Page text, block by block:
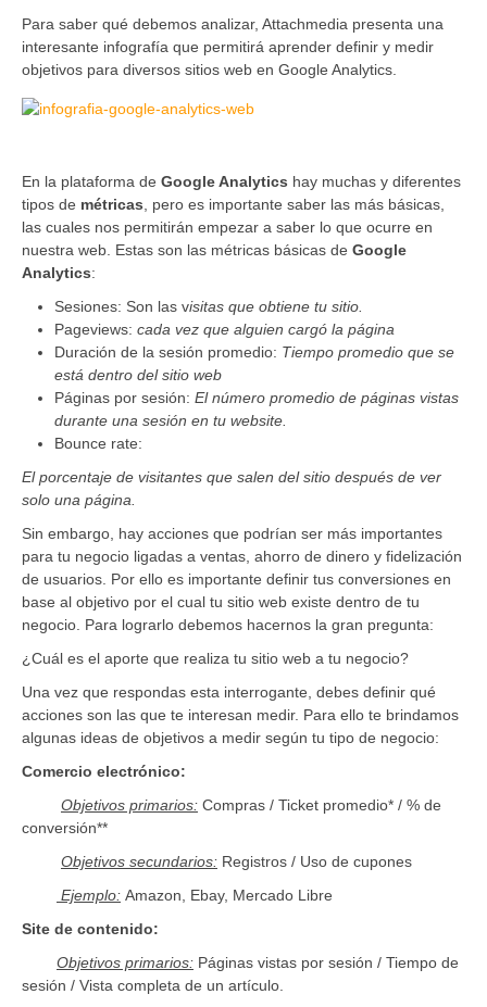
Para saber qué debemos analizar, Attachmedia presenta una
interesante infografía que permitirá aprender definir y medir
objetivos para diversos sitios web en Google Analytics.
En la plataforma de Google Analytics hay muchas y diferentes
tipos de métricas , pero es importante saber las más básicas,
las cuales nos permitirán empezar a saber lo que ocurre en
nuestra web. Estas son las métricas básicas de Google
Analytics:
Sesiones: Son las visitas que obtiene tu sitio.
Pageviews: cada vez que alguien cargó la página
Duración de la sesión promedio: Tiempo promedio que se
está dentro del sitio web
Páginas por sesión: El número promedio de páginas vistas
durante una sesión en tu website.
Bounce rate:
El porcentaje de visitantes que salen del sitio después de ver
solo una página.
Sin embargo, hay acciones que podrían ser más importantes
para tu negocio ligadas a ventas, ahorro de dinero y fidelización
de usuarios. Por ello es importante definir tus conversiones en
base al objetivo por el cual tu sitio web existe dentro de tu
negocio. Para lograrlo debemos hacernos la gran pregunta:
¿Cuál es el aporte que realiza tu sitio web a tu negocio?
Una vez que respondas esta interrogante, debes definir qué
acciones son las que te interesan medir. Para ello te brindamos
algunas ideas de objetivos a medir según tu tipo de negocio:
Comercio electrónico:
Objetivos primarios: Compras / Ticket promedio* / % de
conversión**
Objetivos secundarios: Registros / Uso de cupones
Ejemplo: Amazon, Ebay, Mercado Libre
Site de contenido:
Objetivos primarios: Páginas vistas por sesión / Tiempo de
sesión / Vista completa de un artículo.